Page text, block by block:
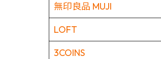
無印良品 MUJI
LOFT
3COINS